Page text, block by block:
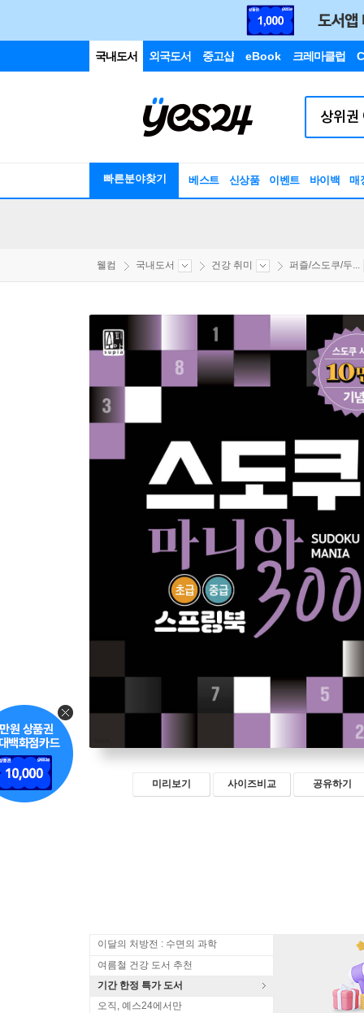
국내도서 외국도서 중고샵 eBook 크레마클럽
빠른분야찾기 베스트 신상품 이벤트 바이백 매
웰컴 국내도서 건강 취미 퍼즐/스도쿠/두...
미리보기 사이즈비교 공유하기
이달의 처방전 : 수면의 과학
여름철 건강 도서 추천
기간 한정 특가 도서
오직, 예스24에서만